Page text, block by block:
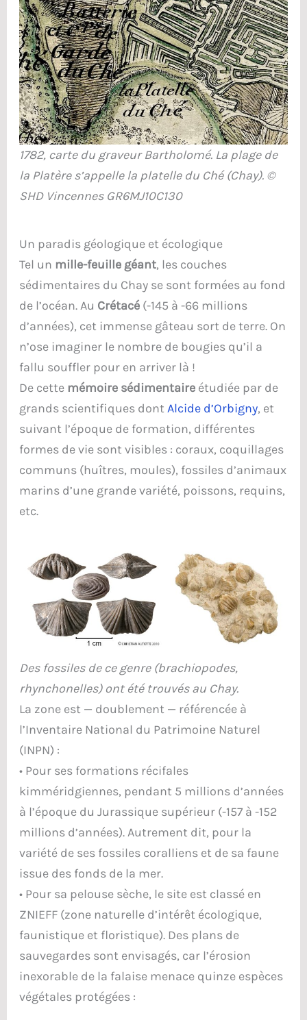
1782, carte du graveur Bartholomé. La plage de
la Platère s’appelle la platelle du Ché (Chay). ©
SHD Vincennes GR6MJ10C130
Un paradis géologique et écologique
Tel un mille-feuille géant, les couches
sédimentaires du Chay se sont formées au fond
de l’océan. Au Crétacé(-145 à -66 millions
d’années), cet immense gâteau sort de terre. On
n’ose imaginer le nombre de bougies qu’il a
fallu souffler pour en arriver là !
De cette mémoire sédimentaireétudiée par de
grands scientifiques dontAlcide d’Orbigny, et
suivant l’époque de formation, différentes
formes de vie sont visibles : coraux, coquillages
communs (huîtres, moules), fossiles d’animaux
marins d’une grande variété, poissons, requins,
etc.
Des fossiles de ce genre (brachiopodes,
rhynchonelles) ont été trouvés au Chay.
La zone est — doublement — référencée à
l’Inventaire National du Patrimoine Naturel
(INPN) :
• Pour ses formations récifales
kimméridgiennes, pendant 5 millions d’années
à l’époque du Jurassique supérieur (-157 à -152
millions d’années). Autrement dit, pour la
variété de ses fossiles coralliens et de sa faune
issue des fonds de la mer.
• Pour sa pelouse sèche, le site est classé en
ZNIEFF (zone naturelle d’intérêt écologique,
faunistique et floristique). Des plans de
sauvegardes sont envisagés, car l’érosion
inexorable de la falaise menace quinze espèces
végétales protégées :